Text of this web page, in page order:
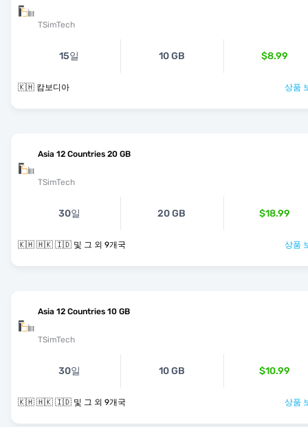
TSimTech
15일 10 GB $8.99
🇰🇭 캄보디아 상품
Asia 12 Countries 20 GB
TSimTech
30일 20 GB $18.99
🇰🇭 🇭🇰 🇮🇩 및 그 외 9개국 상품
Asia 12 Countries 10 GB
TSimTech
30일 10 GB $10.99
🇰🇭 🇭🇰 🇮🇩 및 그 외 9개국 상품